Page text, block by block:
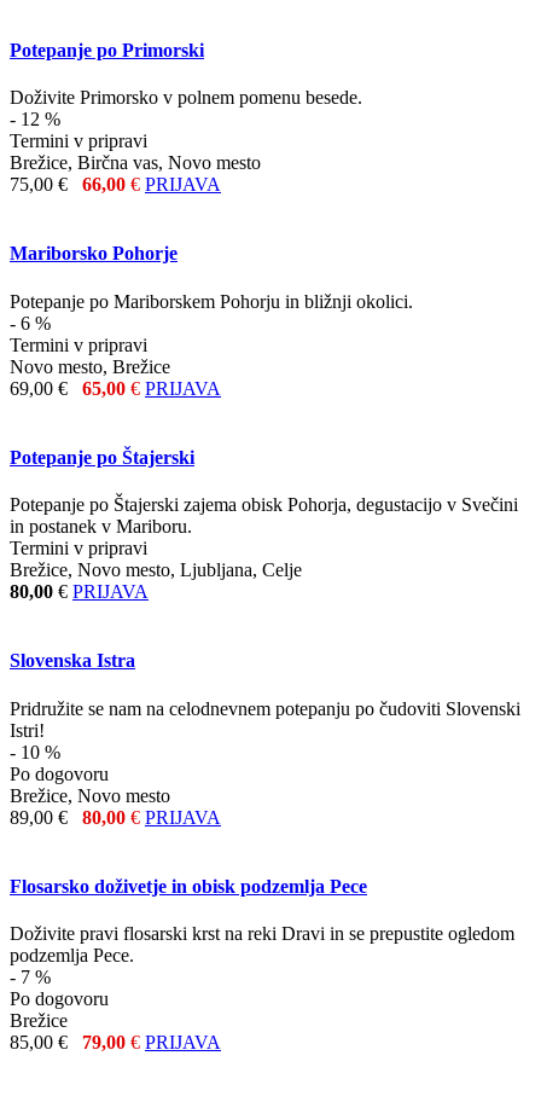
Potepanje po Primorski
Doživite Primorsko v polnem pomenu besede.
- 12 %
Termini v pripravi
Brežice, Birčna vas, Novo mesto
75,00 €
66,00 € PRIJAVA
Mariborsko Pohorje
Potepanje po Mariborskem Pohorju in bližnji okolici.
- 6 %
Termini v pripravi
Novo mesto, Brežice
69,00 €
65,00 € PRIJAVA
Potepanje po Štajerski
Potepanje po Štajerski zajema obisk Pohorja, degustacijo v Svečini
in postanek v Mariboru.
Termini v pripravi
Brežice, Novo mesto, Ljubljana, Celje
80,00 € PRIJAVA
Slovenska Istra
Pridružite se nam na celodnevnem potepanju po čudoviti Slovenski
Istri!
- 10 %
Po dogovoru
Brežice, Novo mesto
89,00 €
80,00 € PRIJAVA
Flosarsko doživetje in obisk podzemlja Pece
Doživite pravi flosarski krst na reki Dravi in se prepustite ogledom
podzemlja Pece.
- 7 %
Po dogovoru
Brežice
85,00 €
79,00 € PRIJAVA